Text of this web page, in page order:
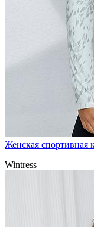
Женская спортивная
Wintress